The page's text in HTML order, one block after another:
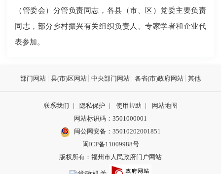
（管委会）分管负责同志，各县（市、区）党委主要负责
同志，部分乡村振兴有关组织负责人、专家学者和企业代
表参加。
部门网站 县(市)区网站 中央部门网站 各省(市)政府网站 其他
联系我们 | 隐私保护 | 使用帮助 |
网站地图
网站标识码：3501000001
闽公网安备： 35010202001851
闽ICP备11009988号
版权所有：福州市人民政府门户网站